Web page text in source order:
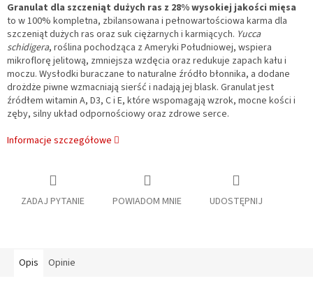
Granulat dla szczeniąt dużych ras z 28% wysokiej jakości mięsa
to w 100% kompletna, zbilansowana i pełnowartościowa karma dla
szczeniąt dużych ras oraz suk ciężarnych i karmiących. Yucca
schidigera, roślina pochodząca z Ameryki Południowej, wspiera
mikroflorę jelitową, zmniejsza wzdęcia oraz redukuje zapach kału i
moczu. Wysłodki buraczane to naturalne źródło błonnika, a dodane
drożdże piwne wzmacniają sierść i nadają jej blask. Granulat jest
źródłem witamin A, D3, C i E, które wspomagają wzrok, mocne kości i
zęby, silny układ odpornościowy oraz zdrowe serce.
Informacje szczegółowe
ZADAJ PYTANIE POWIADOM MNIE UDOSTĘPNIJ
Opis Opinie